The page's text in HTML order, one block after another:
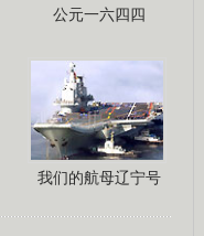
公元一六四四
我们的航母辽宁号